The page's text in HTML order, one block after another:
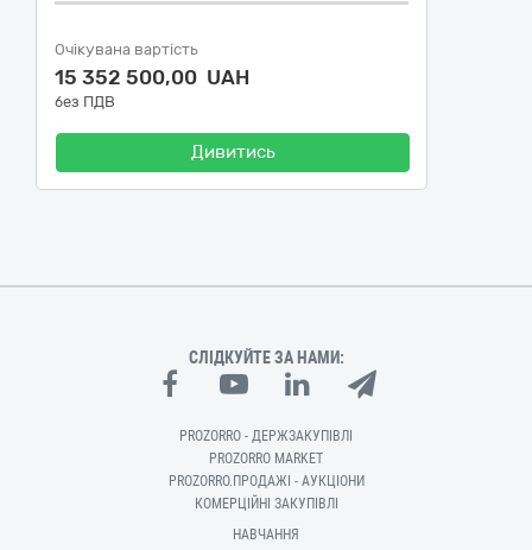
Очікувана вартість
15 352 500,00 UAH
без ПДВ
Дивитись
СЛІДКУЙТЕ ЗА НАМИ:
PROZORRO - ДЕРЖЗАКУПІВЛІ
PROZORRO MARKET
PROZORRO.ПРОДАЖІ - АУКЦІОНИ
КОМЕРЦІЙНІ ЗАКУПІВЛІ
НАВЧАННЯ